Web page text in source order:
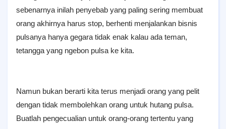
sebenarnya inilah penyebab yang paling sering membuat
orang akhirnya harus stop, berhenti menjalankan bisnis
pulsanya hanya gegara tidak enak kalau ada teman,
tetangga yang ngebon pulsa ke kita.
Namun bukan berarti kita terus menjadi orang yang pelit
dengan tidak membolehkan orang untuk hutang pulsa.
Buatlah pengecualian untuk orang-orang tertentu yang